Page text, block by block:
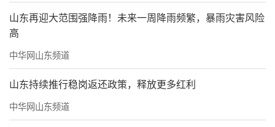
山东再迎大范围强降雨！未来一周降雨频繁，暴雨灾害风险
高
中华网山东频道
山东持续推行稳岗返还政策，释放更多红利
中华网山东频道